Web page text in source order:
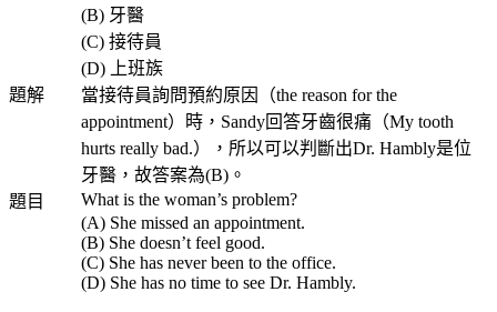
(B) 牙醫
(C) 接待員
(D) 上班族
題解
當接待員詢問預約原因（the reason for the
appointment）時，Sandy回答牙齒很痛（My tooth
hurts really bad.），所以可以判斷出Dr. Hambly是位
牙醫，故答案為(B)。
題目
What is the woman’s problem?
(A) She missed an appointment.
(B) She doesn’t feel good.
(C) She has never been to the office.
(D) She has no time to see Dr. Hambly.